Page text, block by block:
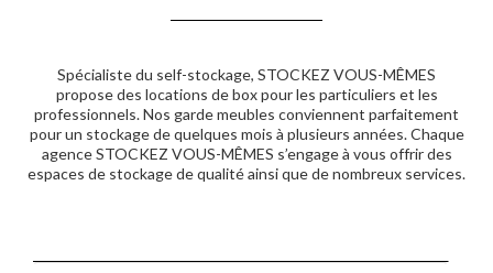
Spécialiste du self-stockage, STOCKEZ VOUS-MÊMES
propose des locations de box pour les particuliers et les
professionnels. Nos garde meubles conviennent parfaitement
pour un stockage de quelques mois à plusieurs années. Chaque
agence STOCKEZ VOUS-MÊMES s’engage à vous offrir des
espaces de stockage de qualité ainsi que de nombreux services.